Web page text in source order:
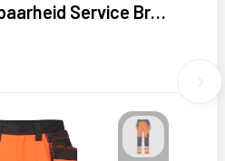
DX4 Hoge zichtbaarheid Service Broek